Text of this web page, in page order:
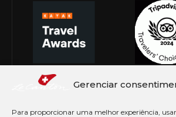
Gerenciar
Para proporcionar uma melhor experiência,